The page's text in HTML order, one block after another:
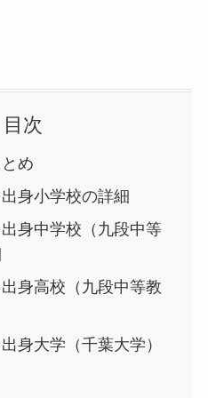
目次
め
身小学校の詳細
身中学校（九段中等
身高校（九段中等教
身大学（千葉大学）